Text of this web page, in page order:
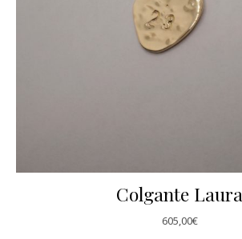
Colgante Laura
605,00€